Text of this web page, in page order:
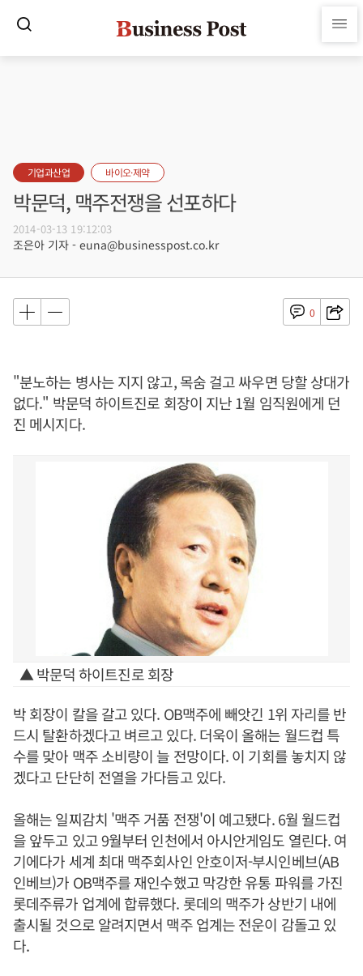
기업과산업 바이오·제약
박문덕, 맥주전쟁을 선포하다
2014-03-13 19:12:03
조은아 기자 - euna@businesspost.co.kr
0
"분노하는 병사는 지지 않고, 목숨 걸고 싸우면 당할 상대가
없다." 박문덕 하이트진로 회장이 지난 1월 임직원에게 던
진 메시지다.
▲ 박문덕 하이트진로 회장
박 회장이 칼을 갈고 있다. OB맥주에 빼앗긴 1위 자리를 반
드시 탈환하겠다고 벼르고 있다. 더욱이 올해는 월드컵 특
수를 맞아 맥주 소비량이 늘 전망이다. 이 기회를 놓치지 않
겠다고 단단히 전열을 가다듬고 있다.
올해는 일찌감치 '맥주 거품 전쟁'이 예고됐다. 6월 월드컵
을 앞두고 있고 9월부터 인천에서 아시안게임도 열린다. 여
기에다가 세계 최대 맥주회사인 안호이저-부시인베브(AB
인베브)가 OB맥주를 재인수했고 막강한 유통 파워를 가진
롯데주류가 업계에 합류했다. 롯데의 맥주가 상반기 내에
출시될 것으로 알려지면서 맥주 업계는 전운이 감돌고 있
다.